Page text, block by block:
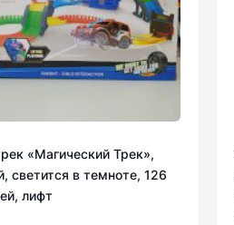
«Магический Трек»,
светится в темноте, 126
лифт